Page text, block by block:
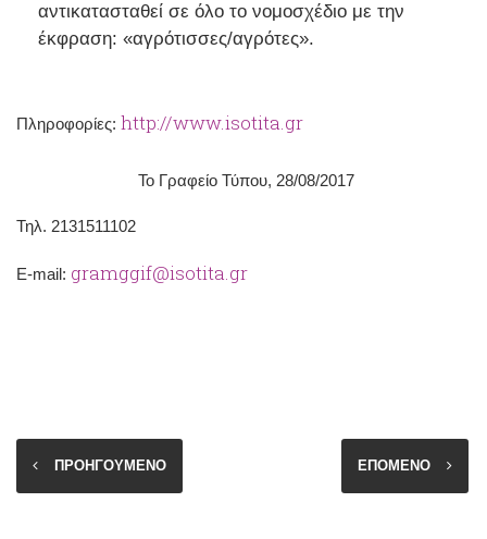
αντικατασταθεί σε όλο το νομοσχέδιο με την
έκφραση: «αγρότισσες/αγρότες».
Πληροφορίες: http://www.isotita.gr
Το Γραφείο Τύπου, 28/08/2017
Τηλ. 2131511102
Ε-mail: gramggif@isotita.gr
ΠΡΟΗΓΟΥΜΕΝΟ ΕΠΟΜΕΝΟ